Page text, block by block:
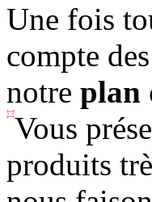
Une fois
compte
notre plan
Vous
produits